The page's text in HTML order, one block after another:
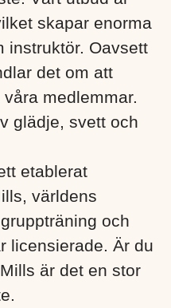
skapar enorma
instruktör. Oavsett
det om att
medlemmar.
glädje, svett och
etablerat
världens
och
licensierade. Är du
är det en stor